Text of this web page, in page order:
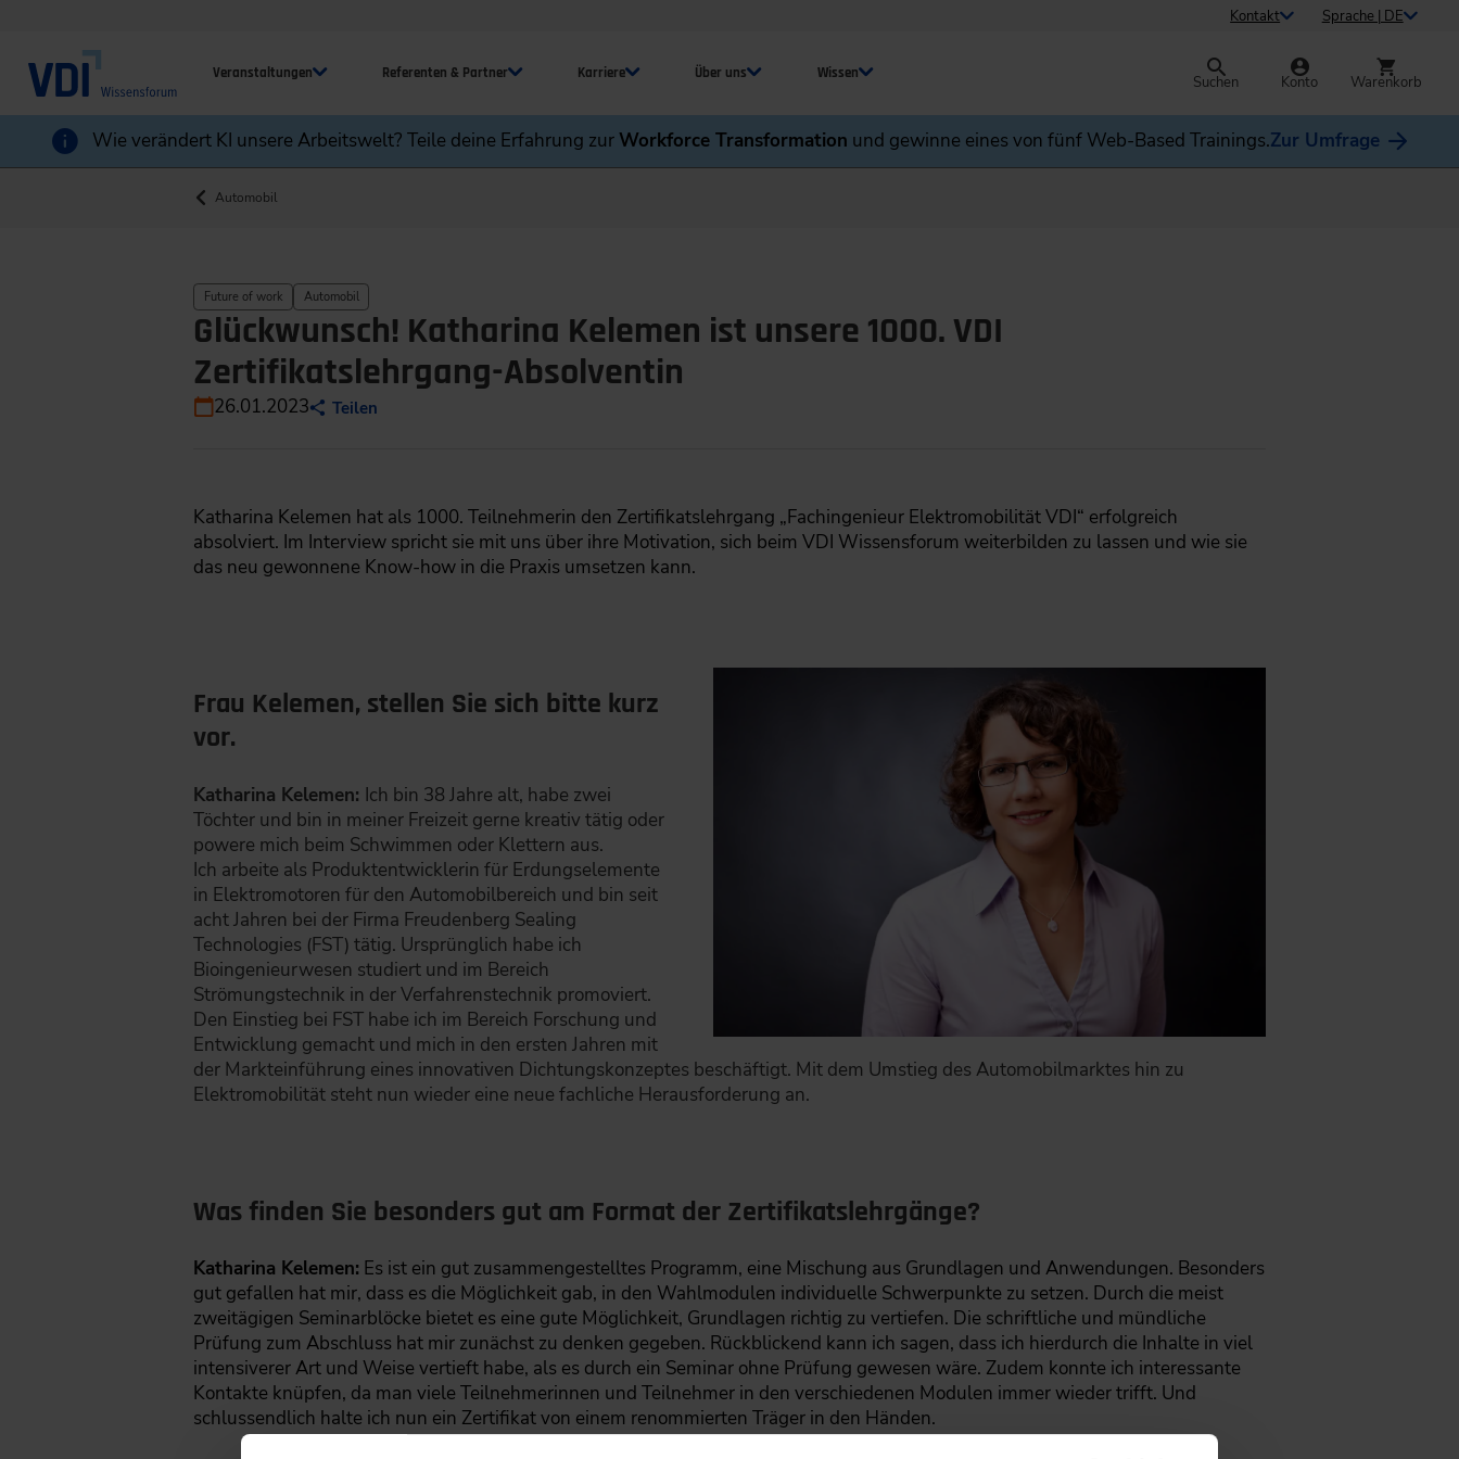
Kontakt Sprache | DE
Veranstaltungen Referenten & Partner Karriere Über uns Wissen Suchen Konto Warenkorb
Wie verändert KI unsere Arbeitswelt? Teile deine Erfahrung zurWorkforce Transformation und gewinne eines von fünf Web-Based Trainings.Zur Umfrage
Automobil
Future of work Automobil
Glückwunsch! Katharina Kelemen ist unsere 1000. VDI
Zertifikatslehrgang-Absolventin
26.01.2023 Teilen
Katharina Kelemen hat als 1000. Teilnehmerin den Zertifikatslehrgang „Fachingenieur Elektromobilität VDI“ erfolgreich
absolviert. Im Interview spricht sie mit uns über ihre Motivation, sich beim VDI Wissensforum weiterbilden zu lassen und wie sie
das neu gewonnene Know-how in die Praxis umsetzen kann.
Frau Kelemen, stellen Sie sich bitte kurz
vor.
Katharina Kelemen: Ich bin 38 Jahre alt, habe zwei
Töchter und bin in meiner Freizeit gerne kreativ tätig oder
powere mich beim Schwimmen oder Klettern aus.
Ich arbeite als Produktentwicklerin für Erdungselemente
in Elektromotoren für den Automobilbereich und bin seit
acht Jahren bei der Firma Freudenberg Sealing
Technologies (FST) tätig. Ursprünglich habe ich
Bioingenieurwesen studiert und im Bereich
Strömungstechnik in der Verfahrenstechnik promoviert.
Den Einstieg bei FST habe ich im Bereich Forschung und
Entwicklung gemacht und mich in den ersten Jahren mit
der Markteinführung eines innovativen Dichtungskonzeptes beschäftigt. Mit dem Umstieg des Automobilmarktes hin zu
Elektromobilität steht nun wieder eine neue fachliche Herausforderung an.
Was finden Sie besonders gut am Format der Zertifikatslehrgänge?
Katharina Kelemen: Es ist ein gut zusammengestelltes Programm, eine Mischung aus Grundlagen und Anwendungen. Besonders
gut gefallen hat mir, dass es die Möglichkeit gab, in den Wahlmodulen individuelle Schwerpunkte zu setzen. Durch die meist
zweitägigen Seminarblöcke bietet es eine gute Möglichkeit, Grundlagen richtig zu vertiefen. Die schriftliche und mündliche
Prüfung zum Abschluss hat mir zunächst zu denken gegeben. Rückblickend kann ich sagen, dass ich hierdurch die Inhalte in viel
intensiverer Art und Weise vertieft habe, als es durch ein Seminar ohne Prüfung gewesen wäre. Zudem konnte ich interessante
Kontakte knüpfen, da man viele Teilnehmerinnen und Teilnehmer in den verschiedenen Modulen immer wieder trifft. Und
schlussendlich halte ich nun ein Zertifikat von einem renommierten Träger in den Händen.